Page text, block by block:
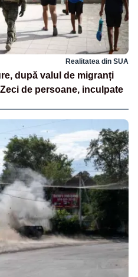
Realitatea din SUA
după valul de migranți
de persoane, inculpate